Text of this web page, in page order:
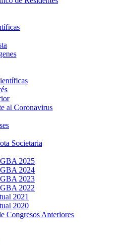
al Coronavirus
Societaria
2025
2024
2023
2022
2021
2020
Congresos Anteriores